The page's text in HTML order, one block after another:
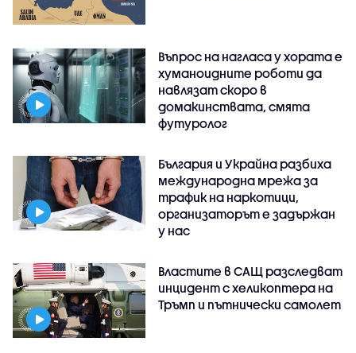
Въпрос на нагласа у хората е
хуманоидните роботи да
навлязат скоро в
домакинствата, смята
футуролог
България и Украйна разбиха
международна мрежа за
трафик на наркотици,
организаторът е задържан
у нас
Властите в САЩ разследват
инцидент с хеликоптера на
Тръмп и пътнически самолет